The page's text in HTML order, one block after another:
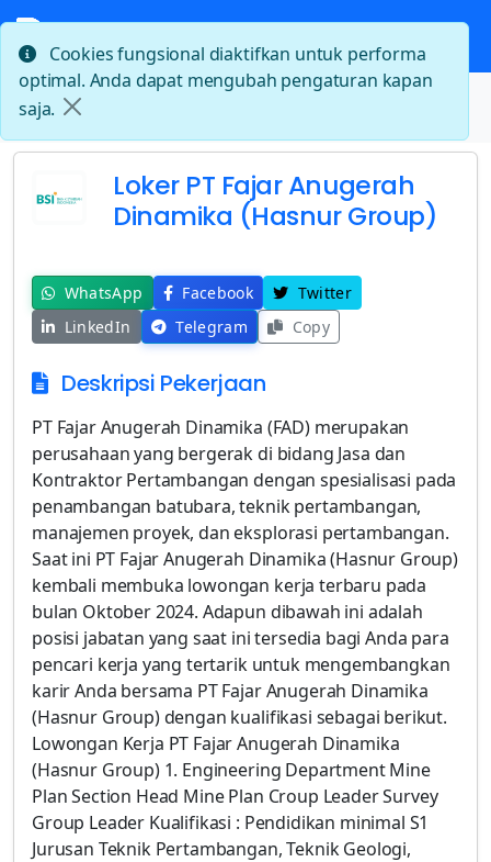
Beranda
Loker PT Fajar Anugerah Dinamika (Hasnur Group)
Loker PT Fajar Anugerah
Dinamika (Hasnur Group)
WhatsApp Facebook
Twitter
LinkedIn
Telegram Copy
Deskripsi Pekerjaan
PT Fajar Anugerah Dinamika (FAD) merupakan
perusahaan yang bergerak di bidang Jasa dan
Kontraktor Pertambangan dengan spesialisasi pada
penambangan batubara, teknik pertambangan,
manajemen proyek, dan eksplorasi pertambangan.
Saat ini PT Fajar Anugerah Dinamika (Hasnur Group)
kembali membuka lowongan kerja terbaru pada
bulan Oktober 2024. Adapun dibawah ini adalah
posisi jabatan yang saat ini tersedia bagi Anda para
pencari kerja yang tertarik untuk mengembangkan
karir Anda bersama PT Fajar Anugerah Dinamika
(Hasnur Group) dengan kualifikasi sebagai berikut.
Lowongan Kerja PT Fajar Anugerah Dinamika
(Hasnur Group) 1. Engineering Department Mine
Plan Section Head Mine Plan Croup Leader Survey
Group Leader Kualifikasi : Pendidikan minimal S1
Jurusan Teknik Pertambangan, Teknik Geologi,
Cookies fungsional diaktifkan untuk performa
optimal. Anda dapat mengubah pengaturan kapan
saja.